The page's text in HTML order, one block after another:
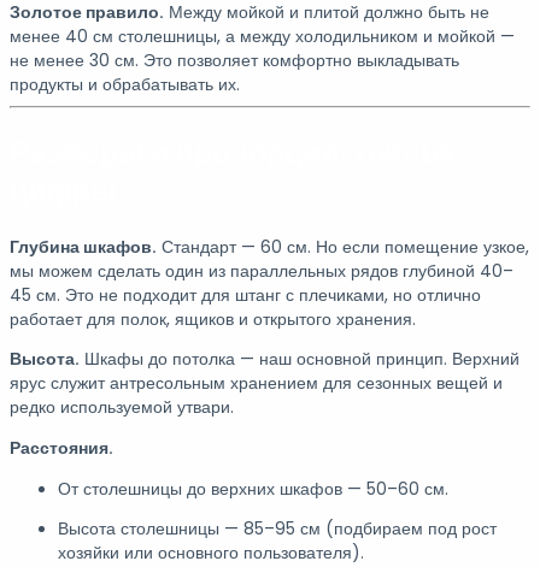
Золотое правило. Между мойкой и плитой должно быть не
менее 40 см столешницы, а между холодильником и мойкой —
не менее 30 см. Это позволяет комфортно выкладывать
продукты и обрабатывать их.
Глубина шкафов. Стандарт — 60 см. Но если помещение узкое,
мы можем сделать один из параллельных рядов глубиной 40–
45 см. Это не подходит для штанг с плечиками, но отлично
работает для полок, ящиков и открытого хранения.
Высота. Шкафы до потолка — наш основной принцип. Верхний
ярус служит антресольным хранением для сезонных вещей и
редко используемой утвари.
Расстояния.
От столешницы до верхних шкафов — 50–60 см.
Высота столешницы — 85–95 см (подбираем под рост
хозяйки или основного пользователя).